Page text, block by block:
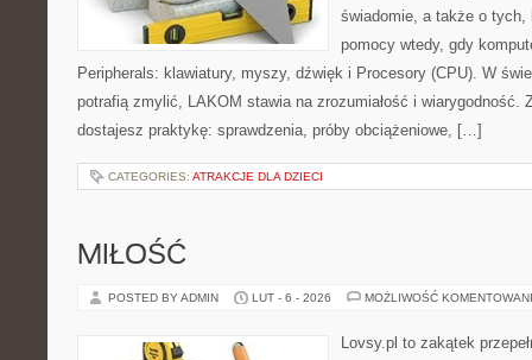
świadomie, a także o tych,
pomocy wtedy, gdy
Peripherals: klawiatury, myszy, dźwięk i Procesory (CPU). W
potrafią zmylić, LAKOM stawia na zrozumiałość i wiarygodność.
dostajesz praktykę: sprawdzenia, próby obciążeniowe, […]
CATEGORIES: ATRAKCJE DLA DZIECI
MIŁOŚĆ
POSTED BY ADMIN LUT - 6 - 2026 MOŻLIWOŚĆ
Lovsy.pl to zakątek